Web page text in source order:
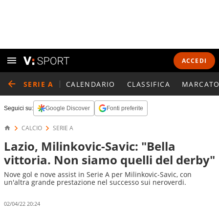
ACCEDI
SERIE A CALENDARIO CLASSIFICA
Seguici su: Google Discover Fonti preferite
CALCIO SERIE A
Lazio, Milinkovic-Savic: "Bella
vittoria. Non siamo quelli del derby"
Nove gol e nove assist in Serie A per Milinkovic-Savic, con
un'altra grande prestazione nel successo sui neroverdi.
02/04/22 20:24